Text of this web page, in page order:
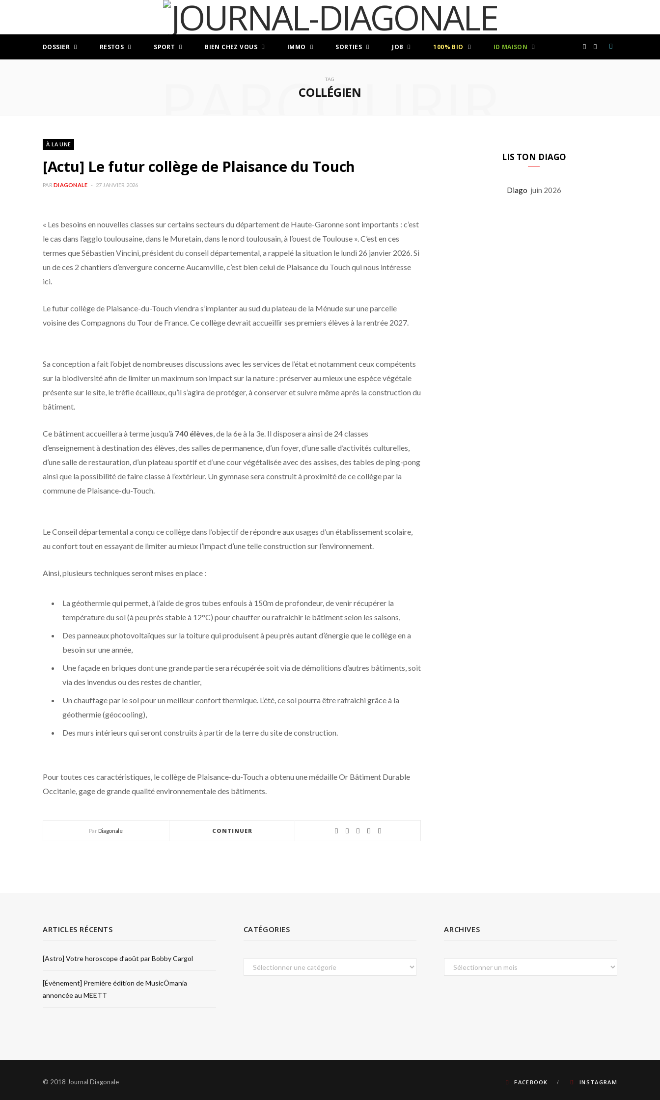
DOSSIER RESTOS SPORT BIEN CHEZ VOUS IMMO SORTIES JOB 100% BIO ID MAISON
TAG
COLLÉGIEN
PARCOURIR
À LA UNE
[Actu] Le futur collège de Plaisance du Touch
PAR DIAGONALE 27 JANVIER 2026
« Les besoins en nouvelles classes sur certains secteurs du département de Haute-Garonne sont importants : c’est
le cas dans l’agglo toulousaine, dans le Muretain, dans le nord toulousain, à l’ouest de Toulouse ». C’est en ces
termes que Sébastien Vincini, président du conseil départemental, a rappelé la situation le lundi 26 janvier 2026. Si
un de ces 2 chantiers d’envergure concerne Aucamville, c’est bien celui de Plaisance du Touch qui nous intéresse
ici.
Le futur collège de Plaisance-du-Touch viendra s’implanter au sud du plateau de la Ménude sur une parcelle
voisine des Compagnons du Tour de France. Ce collège devrait accueillir ses premiers élèves à la rentrée 2027.
Sa conception a fait l’objet de nombreuses discussions avec les services de l’état et notamment ceux compétents
sur la biodiversité afin de limiter un maximum son impact sur la nature : préserver au mieux une espèce végétale
présente sur le site, le trèfle écailleux, qu’il s’agira de protéger, à conserver et suivre même après la construction du
bâtiment.
Ce bâtiment accueillera à terme jusqu’à 740 élèves, de la 6e à la 3e. Il disposera ainsi de 24 classes
d’enseignement à destination des élèves, des salles de permanence, d’un foyer, d’une salle d’activités culturelles,
d’une salle de restauration, d’un plateau sportif et d’une cour végétalisée avec des assises, des tables de ping-pong
ainsi que la possibilité de faire classe à l’extérieur. Un gymnase sera construit à proximité de ce collège par la
commune de Plaisance-du-Touch.
Le Conseil départemental a conçu ce collège dans l’objectif de répondre aux usages d’un établissement scolaire,
au confort tout en essayant de limiter au mieux l’impact d’une telle construction sur l’environnement.
Ainsi, plusieurs techniques seront mises en place :
La géothermie qui permet, à l’aide de gros tubes enfouis à 150m de profondeur, de venir récupérer la
température du sol (à peu près stable à 12°C) pour chauffer ou rafraichir le bâtiment selon les saisons,
Des panneaux photovoltaïques sur la toiture qui produisent à peu près autant d’énergie que le collège en a
besoin sur une année,
Une façade en briques dont une grande partie sera récupérée soit via de démolitions d’autres bâtiments, soit
via des invendus ou des restes de chantier,
Un chauffage par le sol pour un meilleur confort thermique. L’été, ce sol pourra être rafraichi grâce à la
géothermie (géocooling),
Des murs intérieurs qui seront construits à partir de la terre du site de construction.
Pour toutes ces caractéristiques, le collège de Plaisance-du-Touch a obtenu une médaille Or Bâtiment Durable
Occitanie, gage de grande qualité environnementale des bâtiments.
ParDiagonale CONTINUER
LIS TON DIAGO
Diago juin 2026
ARTICLES RÉCENTS
[Astro] Votre horoscope d’août par Bobby Cargol
[Évènement] Première édition de MusicÔmania
annoncée au MEETT
CATÉGORIES
Catégories
ARCHIVES
Archives
© 2018 Journal Diagonale FACEBOOK INSTAGRAM